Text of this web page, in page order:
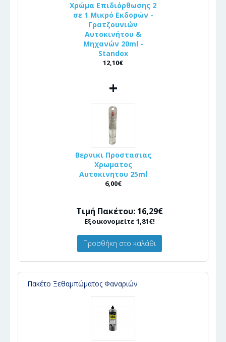
Χρώμα Επιδιόρθωσης 2
σε 1 Μικρό Εκδορών -
Γρατζουνιών
Αυτοκινήτου &
Μηχανών 20ml -
Standox
12,10€
+
Βερνικι Προστασιας
Χρωματος
Αυτοκινητου 25ml
6,00€
Τιμή Πακέτου: 16,29€
Εξοικονομείτε 1,81€!
Προσθήκη στο καλάθι
Πακέτο Ξεθαμπώματος Φαναριών